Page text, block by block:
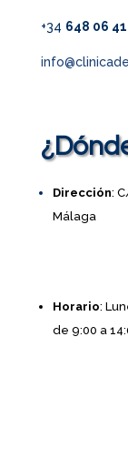
+34 648 06
Dirección:
Málaga
Horario:
de 9:00 a